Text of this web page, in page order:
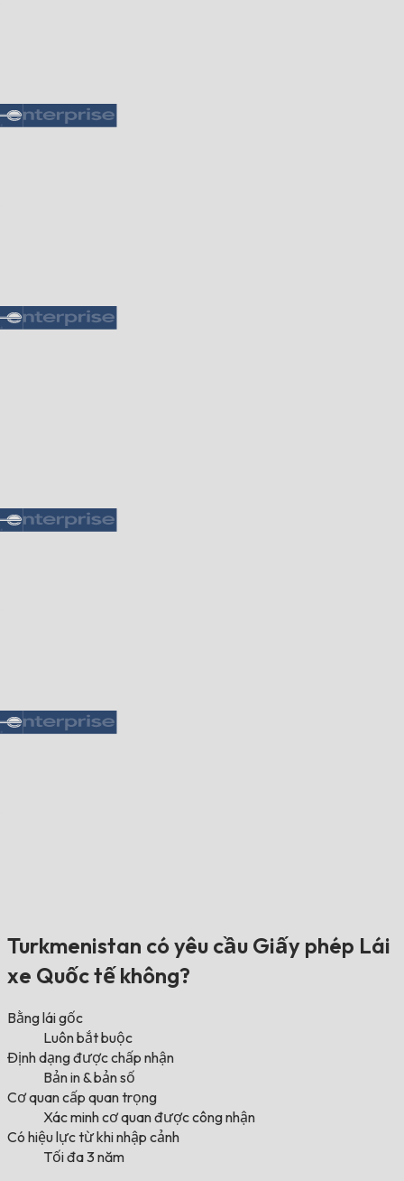
Turkmenistan có yêu cầu Giấy phép Lái
xe Quốc tế không?
Bằng lái gốc
Luôn bắt buộc
Định dạng được chấp nhận
Bản in & bản số
Cơ quan cấp quan trọng
Xác minh cơ quan được công nhận
Có hiệu lực từ khi nhập cảnh
Tối đa 3 năm